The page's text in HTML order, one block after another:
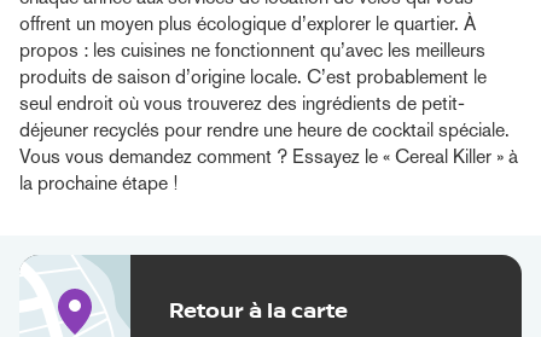
offrent un moyen plus écologique d’explorer le quartier. À
propos : les cuisines ne fonctionnent qu’avec les meilleurs
produits de saison d’origine locale. C’est probablement le
seul endroit où vous trouverez des ingrédients de petit-
déjeuner recyclés pour rendre une heure de cocktail spéciale.
Vous vous demandez comment ? Essayez le « Cereal Killer » à
la prochaine étape !
Retour à la carte